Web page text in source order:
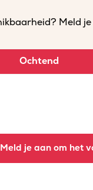
Meld
Ochtend
Meld je aan om het